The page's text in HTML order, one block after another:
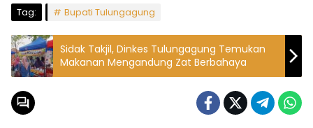
Tag: Bupati Tulungagung
Sidak Takjil, Dinkes Tulungagung Temukan
Makanan Mengandung Zat Berbahaya